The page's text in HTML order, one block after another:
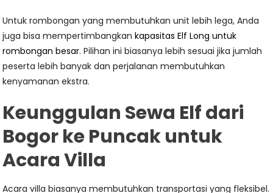
Untuk rombongan yang membutuhkan unit lebih lega, Anda
juga bisa mempertimbangkankapasitas Elf Long untuk
rombongan besar. Pilihan ini biasanya lebih sesuai jika jumlah
peserta lebih banyak dan perjalanan membutuhkan
kenyamanan ekstra.
Keunggulan Sewa Elf dari
Bogor ke Puncak untuk
Acara Villa
Acara villa biasanya membutuhkan transportasi yang fleksibel.